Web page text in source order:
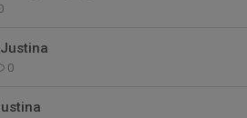
0